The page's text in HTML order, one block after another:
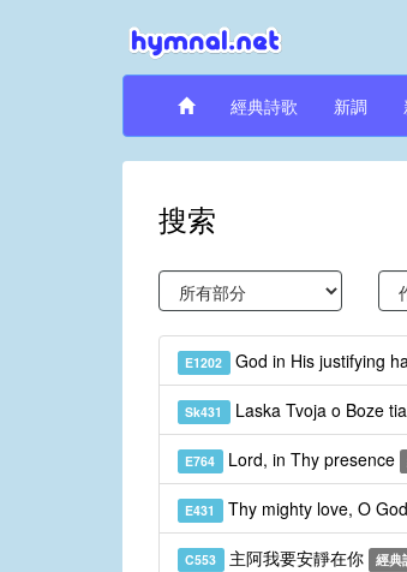
經典詩歌 新調
搜索
E1202 God in His justifying
Sk431 Laska Tvoja o Boze
E764 Lord, in Thy presence
E431 Thy mighty love, O
C553 主阿我要安靜在你 經典